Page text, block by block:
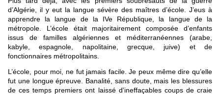
d’Algérie, il y eut la langue sévère des maîtres d’école. J’eus à
apprendre la langue de la IVe République, la langue de la
métropole. L’école était majoritairement composée d’enfants
issus de familles algériennes et méditerranéennes (arabe,
kabyle, espagnole, napolitaine, grecque, juive) et de
fonctionnaires métropolitains.
L’école, pour moi, ne fut jamais facile. Je peux même dire qu’elle
fut une longue épreuve. Banalité, sans doute, mais les blessures
de ces temps premiers ont laissé d’ineffaçables coups de craie